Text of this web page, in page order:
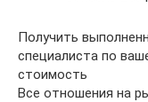
Получить
специалиста по
стоимость
Все отношения на